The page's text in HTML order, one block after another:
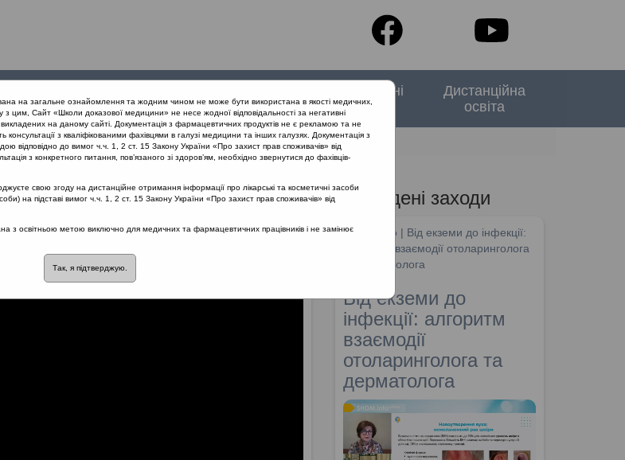
проекту
Спеціальні
випуски
Дистанційна
освіта
обструктивний бронхіт у дітей. Клінічний випадок
у дітей. Клінічний
Проведені заходи
SHDM.info | Від екземи до інфекції:
алгоритм взаємодії отоларинголога
та дерматолога
Від екземи до
інфекції: алгоритм
взаємодії
отоларинголога та
дерматолога
на загальне ознайомлення та жодним чином не може бути використана в якості медичних,
з цим, Сайт «Школи доказової медицини» не несе жодної відповідальності за негативні
на даному сайті. Документація з фармацевтичних продуктів не є рекламою та не
консультації з кваліфікованими фахівцями в галузі медицини та інших галузях. Документація з
відповідно до вимог ч.ч. 1, 2 ст. 15 Закону України «Про захист прав споживачів» від
з конкретного питання, пов’язаного зі здоров’ям, необхідно звернутися до фахівців-
свою згоду на дистанційне отримання інформації про лікарські та косметичні засоби
на підставі вимог ч.ч. 1, 2 ст. 15 Закону України «Про захист прав споживачів» від
з освітньою метою виключно для медичних та фармацевтичних працівників і не замінює
Так, я підтверджую.